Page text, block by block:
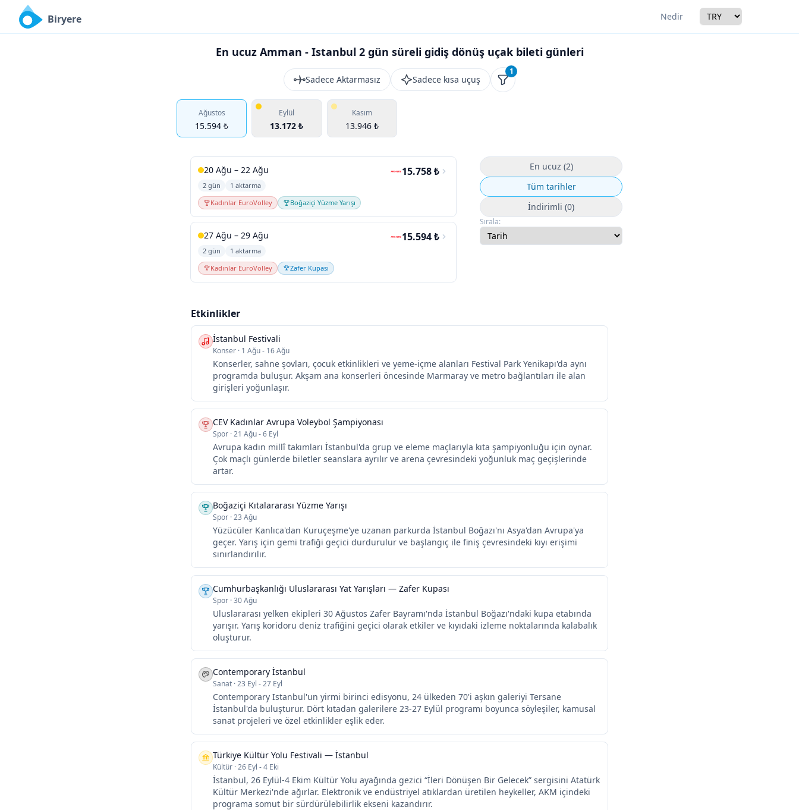
Biryere Nedir Currency
En ucuz Amman - Istanbul 2 gün süreli gidiş dönüş uçak bileti günleri
Sadece Aktarmasız Sadece kısa uçuş Filtreler
1
Ağustos
15.594 ₺
Eylül
13.172 ₺
Kasım
13.946 ₺
En ucuz (2)
Tüm tarihler
İndirimli (0)
Sırala:
20 Ağu – 22 Ağu
2 gün
1 aktarma
Kadınlar EuroVolley
Boğaziçi Yüzme Yarışı
15.758 ₺
27 Ağu – 29 Ağu
2 gün
1 aktarma
Kadınlar EuroVolley
Zafer Kupası
15.594 ₺
Etkinlikler
İstanbul Festivali
Konser · 1 Ağu - 16 Ağu
Konserler, sahne şovları, çocuk etkinlikleri ve yeme-içme alanları Festival Park Yenikapı'da aynı
programda buluşur. Akşam ana konserleri öncesinde Marmaray ve metro bağlantıları ile alan
girişleri yoğunlaşır.
CEV Kadınlar Avrupa Voleybol Şampiyonası
Spor ·21 Ağu - 6 Eyl
Avrupa kadın millî takımları İstanbul'da grup ve eleme maçlarıyla kıta şampiyonluğu için oynar.
Çok maçlı günlerde biletler seanslara ayrılır ve arena çevresindeki yoğunluk maç geçişlerinde
artar.
Boğaziçi Kıtalararası Yüzme Yarışı
Spor ·23 Ağu
Yüzücüler Kanlıca'dan Kuruçeşme'ye uzanan parkurda İstanbul Boğazı'nı Asya'dan Avrupa'ya
geçer. Yarış için gemi trafiği geçici durdurulur ve başlangıç ile finiş çevresindeki kıyı erişimi
sınırlandırılır.
Cumhurbaşkanlığı Uluslararası Yat Yarışları — Zafer Kupası
Spor ·30 Ağu
Uluslararası yelken ekipleri 30 Ağustos Zafer Bayramı'nda İstanbul Boğazı'ndaki kupa etabında
yarışır. Yarış koridoru deniz trafiğini geçici olarak etkiler ve kıyıdaki izleme noktalarında kalabalık
oluşturur.
Contemporary İstanbul
Sanat ·23 Eyl - 27 Eyl
Contemporary Istanbul'un yirmi birinci edisyonu, 24 ülkeden 70'i aşkın galeriyi Tersane
İstanbul'da buluşturur. Dört kıtadan galerilere 23-27 Eylül programı boyunca söyleşiler, kamusal
sanat projeleri ve özel etkinlikler eşlik eder.
Türkiye Kültür Yolu Festivali — İstanbul
Kültür ·26 Eyl - 4 Eki
İstanbul, 26 Eylül-4 Ekim Kültür Yolu ayağında gezici “İleri Dönüşen Bir Gelecek” sergisini Atatürk
Kültür Merkezi'nde ağırlar. Elektronik ve endüstriyel atıklardan üretilen heykeller, AKM içindeki
programa somut bir sürdürülebilirlik ekseni kazandırır.